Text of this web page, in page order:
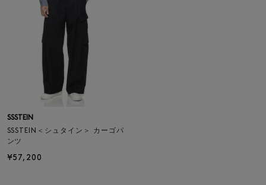
SSSTEIN
SSSTEIN＜シュタイン＞ カーゴパ
ンツ
¥57,200